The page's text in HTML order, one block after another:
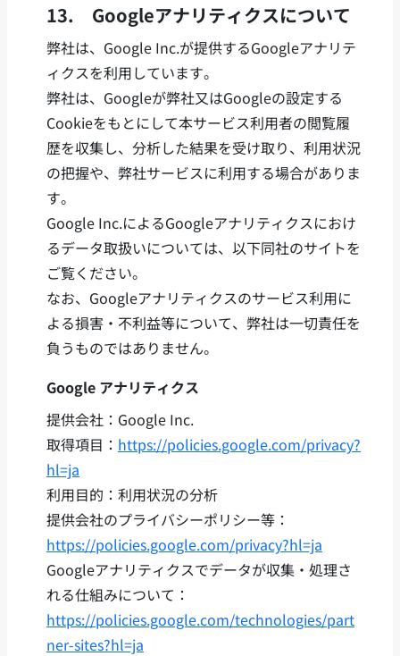
13. Googleアナリティクスについて
弊社は、Google Inc.が提供するGoogleアナリテ
ィクスを利用しています。
弊社は、Googleが弊社又はGoogleの設定する
Cookieをもとにして本サービス利用者の閲覧履
歴を収集し、分析した結果を受け取り、利用状況
の把握や、弊社サービスに利用する場合がありま
す。
Google Inc.によるGoogleアナリティクスにおけ
るデータ取扱いについては、以下同社のサイトを
ご覧ください。
なお、Googleアナリティクスのサービス利用に
よる損害・不利益等について、弊社は一切責任を
負うものではありません。
Google アナリティクス
提供会社：Google Inc.
取得項目： https://policies.google.com/privacy?
hl=ja
利用目的：利用状況の分析
提供会社のプライバシーポリシー等：
https://policies.google.com/privacy?hl=ja
Googleアナリティクスでデータが収集・処理さ
れる仕組みについて：
https://policies.google.com/technologies/part
ner-sites?hl=ja